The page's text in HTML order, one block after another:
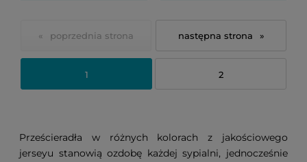
«
1 2
»
Prześcieradła w różnych kolorach z jakościowego
jerseyu stanowią ozdobę każdej sypialni, jednocześnie